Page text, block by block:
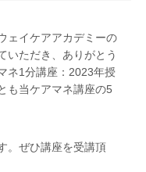
ェイケアアカデミーの
いただき、ありがとう
ネ1分講座：2023年授
も当ケアマネ講座の5
。ぜひ講座を受講頂